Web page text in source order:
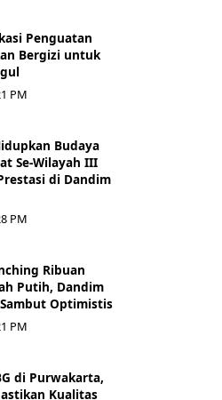
Penguatan
Bergizi untuk
PM
Budaya
Se-Wilayah III
di Dandim
PM
Ribuan
Putih, Dandim
Optimistis
PM
di Purwakarta,
Kualitas